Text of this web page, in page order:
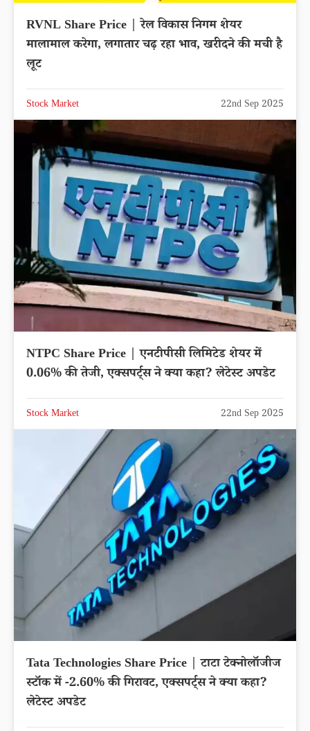
RVNL Share Price | रेल विकास निगम शेयर
मालामाल करेगा, लगातार चढ़ रहा भाव, खरीदने की मची है
लूट
Stock Market 22nd Sep 2025
NTPC Share Price | एनटीपीसी लिमिटेड शेयर में
0.06% की तेजी, एक्सपर्ट्स ने क्या कहा? लेटेस्ट अपडेट
Stock Market 22nd Sep 2025
Tata Technologies Share Price | टाटा टेक्नोलॉजीज
स्टॉक में -2.60% की गिरावट, एक्सपर्ट्स ने क्या कहा?
लेटेस्ट अपडेट